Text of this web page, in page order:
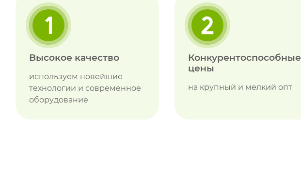
Высокое качество
используем новейшие
технологии и современное
оборудование
Конкурентоспособные
цены
на крупный и мелкий опт